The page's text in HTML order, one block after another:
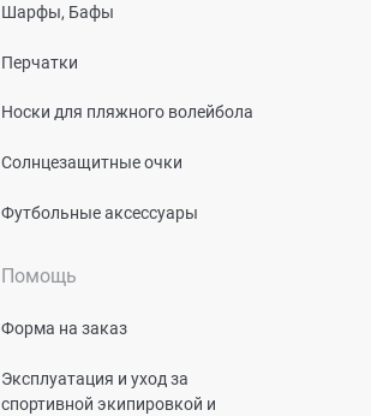
Шарфы, Бафы
Перчатки
Носки для пляжного волейбола
Солнцезащитные очки
Футбольные аксессуары
Помощь
Форма на заказ
Эксплуатация и уход за
спортивной экипировкой и